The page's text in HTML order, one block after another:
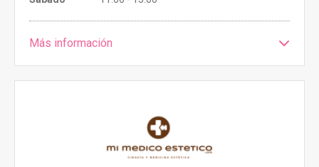
Más información